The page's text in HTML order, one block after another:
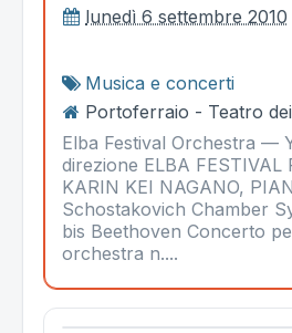
lunedì 6 settembre 2010
Musica e concerti
Portoferraio - Teatro
Elba Festival Orchestra —
direzione ELBA FESTIVAL
KARIN KEI NAGANO,
Schostakovich Chamber
bis Beethoven Concerto
orchestra n....